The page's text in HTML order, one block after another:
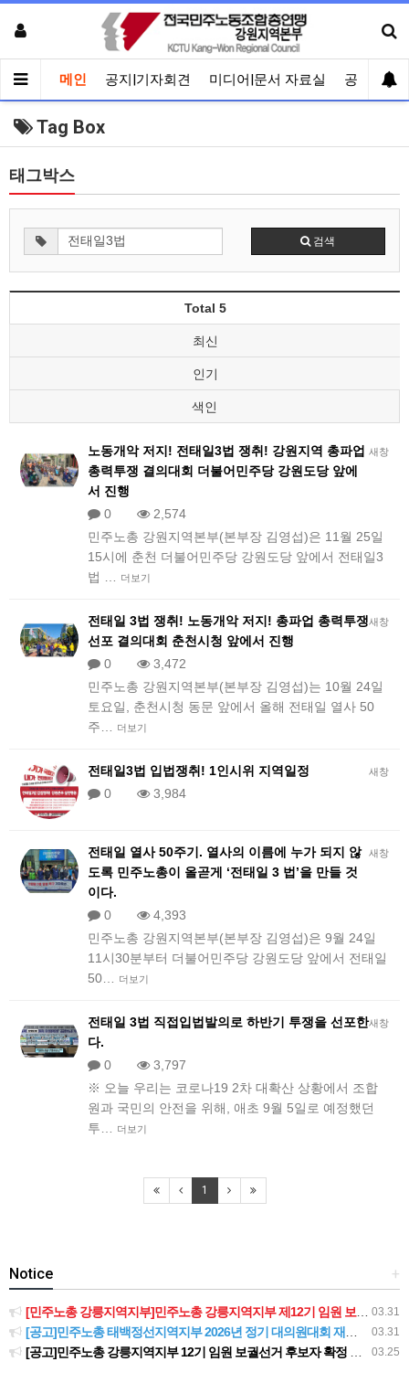
메인 공지|기자회견 미디어|문서 자료실 공유게시
Tag Box
태그박스
검색
Total 5
최신
인기
색인
새창
노동개악 저지! 전태일3법 쟁취! 강원지역 총파업
총력투쟁 결의대회 더불어민주당 강원도당 앞에
서 진행
0
2,574
민주노총 강원지역본부(본부장 김영섭)은 11월 25일
15시에 춘천 더불어민주당 강원도당 앞에서 전태일3
법 …
더보기
새창
전태일 3법 쟁취! 노동개악 저지! 총파업 총력투쟁
선포 결의대회 춘천시청 앞에서 진행
0
3,472
민주노총 강원지역본부(본부장 김영섭)는 10월 24일
토요일, 춘천시청 동문 앞에서 올해 전태일 열사 50
주…
더보기
새창
전태일3법 입법쟁취! 1인시위 지역일정
0
3,984
새창
전태일 열사 50주기. 열사의 이름에 누가 되지 않
도록 민주노총이 올곧게 ‘전태일 3 법’을 만들 것
이다.
0
4,393
민주노총 강원지역본부(본부장 김영섭)은 9월 24일
11시30분부터 더불어민주당 강원도당 앞에서 전태일
50…
더보기
새창
전태일 3법 직접입법발의로 하반기 투쟁을 선포한
다.
0
3,797
※ 오늘 우리는 코로나19 2차 대확산 상황에서 조합
원과 국민의 안전을 위해, 애초 9월 5일로 예정했던
투…
더보기
1
+
Notice
03.31
[민주노총 강릉지역지부]민주노총 강릉지역지부 제12기 임원 보궐선거결과 공고
03.31
[공고]민주노총 태백정선지역지부 2026년 정기 대의원대회 재소집 건
03.25
[공고]민주노총 강릉지역지부 12기 임원 보궐선거 후보자 확정 공고